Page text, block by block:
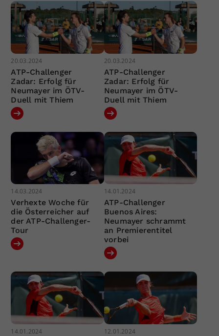
20.03.2024
ATP-Challenger
Zadar: Erfolg für
Neumayer im ÖTV-
Duell mit Thiem
20.03.2024
ATP-Challenger
Zadar: Erfolg für
Neumayer im ÖTV-
Duell mit Thiem
14.03.2024
Verhexte Woche für
die Österreicher auf
der ATP-Challenger-
Tour
14.01.2024
ATP-Challenger
Buenos Aires:
Neumayer schrammt
an Premierentitel
vorbei
14.01.2024 12.01.2024